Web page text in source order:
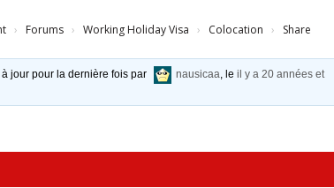
› Forums › Working Holiday Visa › Colocation › Share
jour pour la dernière fois par nausicaa, leil y a 20 années et